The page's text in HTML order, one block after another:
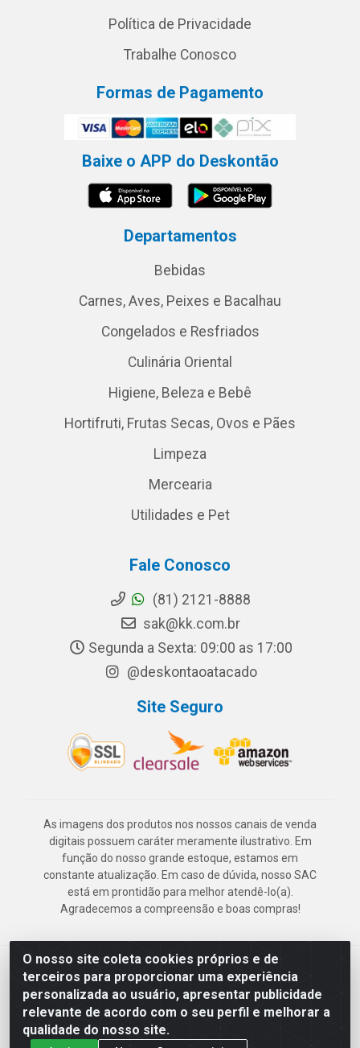
O nosso site coleta cookies próprios e de
terceiros para proporcionar uma experiência
personalizada ao usuário, apresentar publicidade
relevante de acordo com o seu perfil e melhorar a
qualidade do nosso site.
Política de Privacidade
Trabalhe Conosco
Formas de Pagamento
Baixe o APP do Deskontão
Departamentos
Bebidas
Carnes, Aves, Peixes e Bacalhau
Congelados e Resfriados
Culinária Oriental
Higiene, Beleza e Bebê
Hortifruti, Frutas Secas, Ovos e Pães
Limpeza
Mercearia
Utilidades e Pet
Fale Conosco
(81) 2121-8888
sak@kk.com.br
Segunda a Sexta: 09:00 as 17:00
@deskontaoatacado
Site Seguro
As imagens dos produtos nos nossos canais de venda
digitais possuem caráter meramente ilustrativo. Em
função do nosso grande estoque, estamos em
constante atualização. Em caso de dúvida, nosso SAC
está em prontidão para melhor atendê-lo(a).
Agradecemos a compreensão e boas compras!
Deskontão Atacado - Av. Marechal Mascarenhas de Morais, 2471 -
Imbiribeira - Recife/PE - CEP 51.150-001 - CNPJ 24.150.377/0003-
57